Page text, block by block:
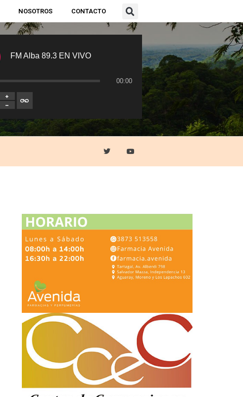
NOSOTROS CONTACTO
FM Alba 89.3 EN VIVO
00:00